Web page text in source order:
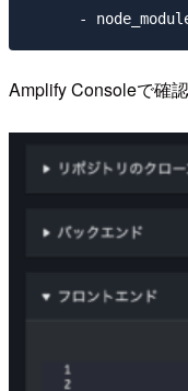
Amplify Consoleで確